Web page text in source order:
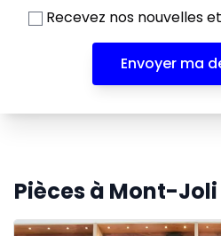
Recevez nos nouvelles
Envoyer ma
Pièces à Mont-